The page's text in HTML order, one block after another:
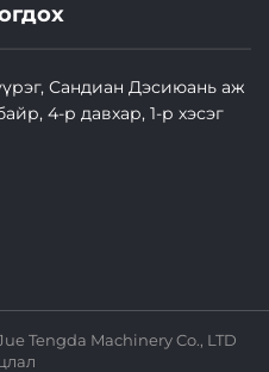
Сандиан Дэсиюань аж
4-р давхар, 1-р хэсэг
Tengda Machinery Co., LTD